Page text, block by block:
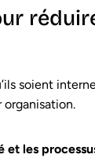
soient
organisation.
et les